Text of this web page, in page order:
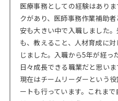
医療事務としての経験はあり
クがあり、医師事務作業補助
安も大きい中で入職しました
も、教えること、人材育成に
じました。入職から5年が経っ
日々成長できる職業だと思いま
現在はチームリーダーという
ートも行っています。これま